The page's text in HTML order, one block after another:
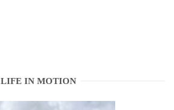
LIFE IN MOTION